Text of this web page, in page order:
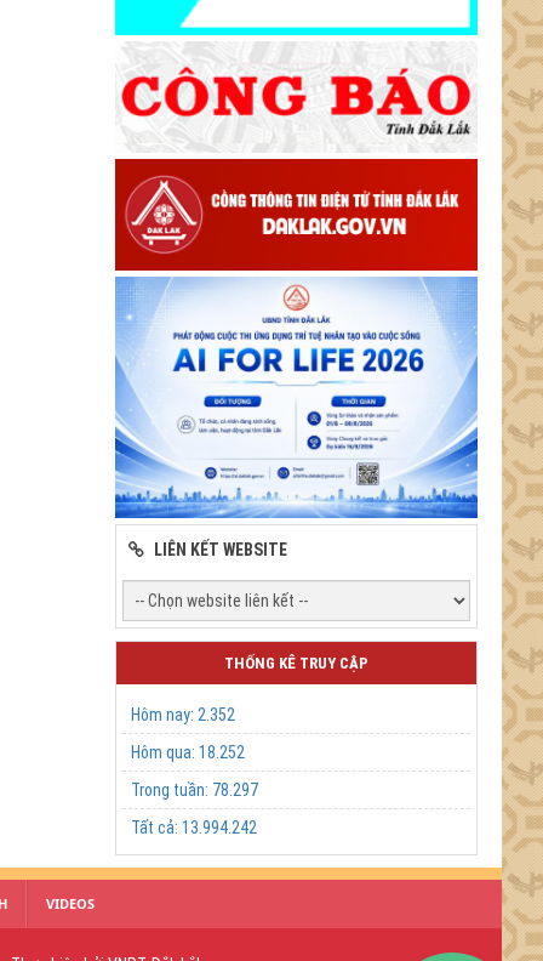
LIÊN KẾT WEBSITE
THỐNG KÊ TRUY CẬP
Hôm nay: 2.352
Hôm qua:18.252
Trong tuần: 78.297
Tất cả:13.994.242
VIDEOS